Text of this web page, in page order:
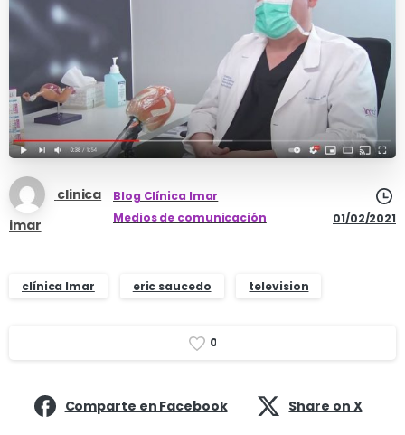
clinica
imar
Blog Clínica Imar
Medios de comunicación
01/02/2021
clínica Imar eric saucedo television
0
Comparte en Facebook Share on X